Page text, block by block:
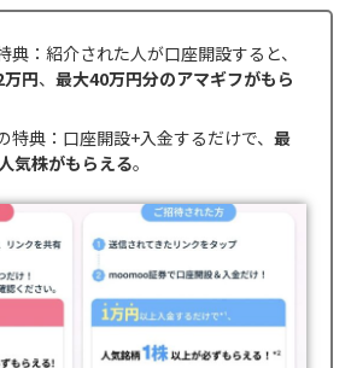
典：紹介された人が口座開設すると、
万円、 最大40万円分のアマギフがもら
特典：口座開設+入金するだけで、 最
気株がもらえる。